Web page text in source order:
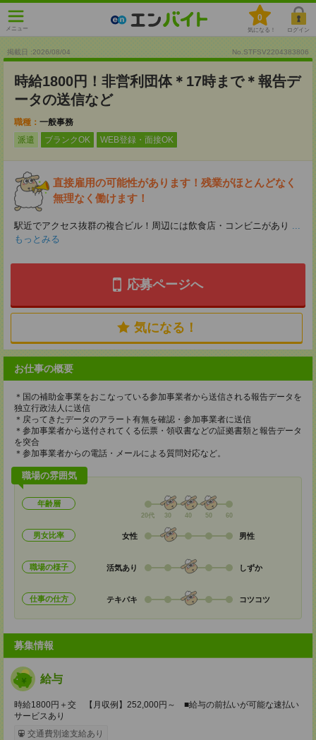
メニュー
0
気になる！ ログイン
掲載日 :2026/08/04 No.STFSV2204383806
時給1800円！非営利団体＊17時まで＊報告デ
ータの送信など
職種： 一般事務
派遣
ブランクOK WEB登録・面接OK
直接雇用の可能性があります！残業がほとんどなく
無理なく働けます！
駅近でアクセス抜群の複合ビル！周辺には飲食店・コンビニがあり ...
もっとみる
応募ページへ
気になる！
お仕事の概要
＊国の補助金事業をおこなっている参加事業者から送信される報告データを
独立行政法人に送信
＊戻ってきたデータのアラート有無を確認・参加事業者に送信
＊参加事業者から送付されてくる伝票・領収書などの証拠書類と報告データ
を突合
＊参加事業者からの電話・メールによる質問対応など。
職場の雰囲気
年齢層
20代 30 40 50 60
男女比率 女性 男性
職場の様子 活気あり しずか
仕事の仕方 テキパキ コツコツ
募集情報
給与
時給1800円＋交 【月収例】252,000円～ ■給与の前払いが可能な速払い
サービスあり
交通費別途支給あり